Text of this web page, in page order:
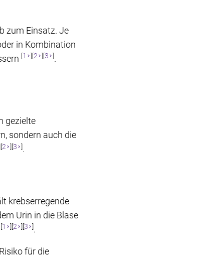
zum Einsatz. Je
in Kombination
[1 ][2 ][3 ].
gezielte
sondern auch die
2 ][3 ].
krebserregende
Urin in die Blase
[1 ][2 ][3 ].
für die